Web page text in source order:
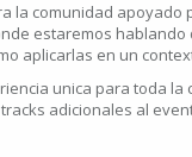
la comunidad apoyado
estaremos hablando
aplicarlas en un
unica para toda la
adicionales al